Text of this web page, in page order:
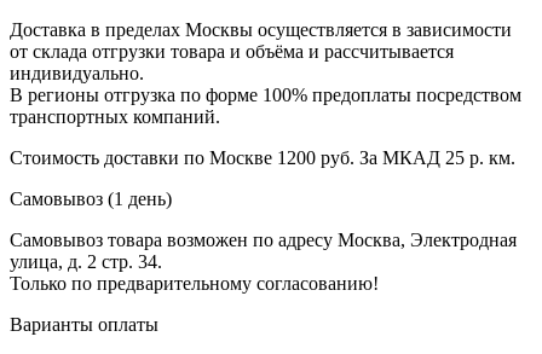
Доставка в пределах Москвы осуществляется в зависимости
от склада отгрузки товара и объёма и рассчитывается
индивидуально.
В регионы отгрузка по форме 100% предоплаты посредством
транспортных компаний.
Стоимость доставки по Москве 1200 руб. За МКАД 25 р. км.
Самовывоз (1 день)
Самовывоз товара возможен по адресу Москва, Электродная
улица, д. 2 стр. 34.
Только по предварительному согласованию!
Варианты оплаты